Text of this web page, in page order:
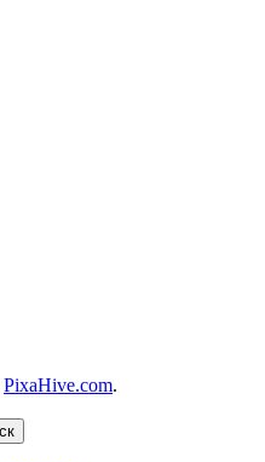
PixaHive.com.